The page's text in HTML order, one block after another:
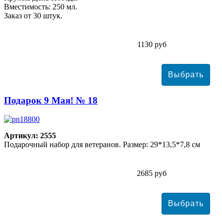
Вместимость: 250 мл.
Заказ от 30 штук.
1130 руб
Подарок 9 Мая! № 18
Артикул: 2555
Подарочный набор для ветеранов. Размер: 29*13,5*7,8 см
2685 руб